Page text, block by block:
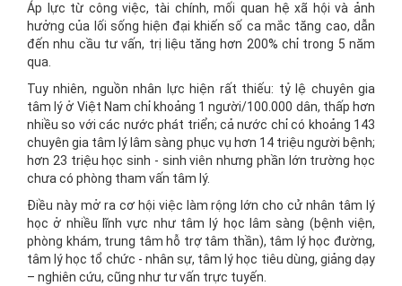
Áp lực từ công việc, tài chính, mối quan hệ xã hội và ảnh
hưởng của lối sống hiện đại khiến số ca mắc tăng cao, dẫn
đến nhu cầu tư vấn, trị liệu tăng hơn 200% chỉ trong 5 năm
qua.
Tuy nhiên, nguồn nhân lực hiện rất thiếu: tỷ lệ chuyên gia
tâm lý ở Việt Nam chỉ khoảng 1 người/100.000 dân, thấp hơn
nhiều so với các nước phát triển; cả nước chỉ có khoảng 143
chuyên gia tâm lý lâm sàng phục vụ hơn 14 triệu người bệnh;
hơn 23 triệu học sinh - sinh viên nhưng phần lớn trường học
chưa có phòng tham vấn tâm lý.
Điều này mở ra cơ hội việc làm rộng lớn cho cử nhân tâm lý
học ở nhiều lĩnh vực như tâm lý học lâm sàng (bệnh viện,
phòng khám, trung tâm hỗ trợ tâm thần), tâm lý học đường,
tâm lý học tổ chức - nhân sự, tâm lý học tiêu dùng, giảng dạy
– nghiên cứu, cũng như tư vấn trực tuyến.